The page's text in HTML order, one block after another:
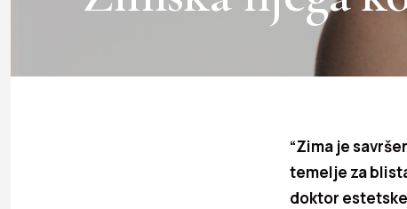
“Zima je
temelje za
doktor